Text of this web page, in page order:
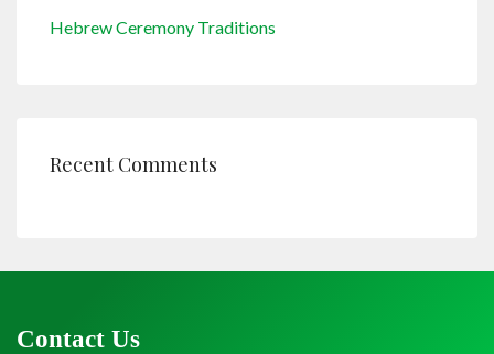
Hebrew Ceremony Traditions
Recent Comments
Contact Us